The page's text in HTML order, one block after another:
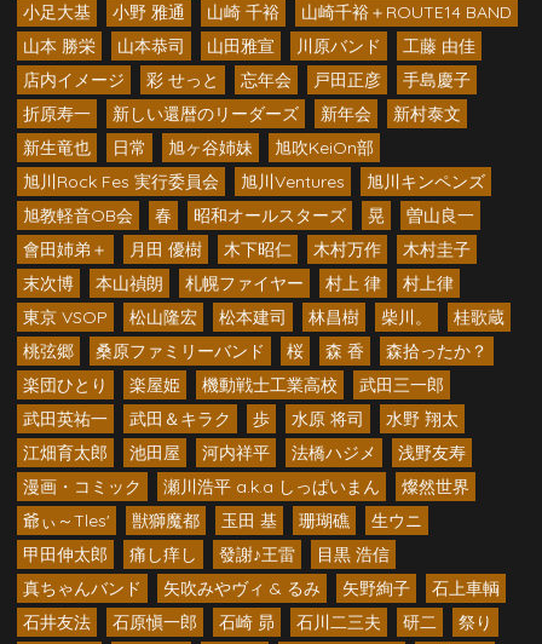
小足大基
小野 雅通 山崎 千裕
山崎千裕＋ROUTE14 BAND
山本 勝栄
山本恭司 山田雅宣 川原バンド
工藤 由佳
店内イメージ
彩 せっと 忘年会 戸田正彦
手島慶子
折原寿一
新しい還暦のリーダーズ 新年会
新村泰文
新生竜也
日常 旭ヶ谷姉妹
旭吹KeiOn部
旭川Rock Fes 実行委員会
旭川Ventures
旭川キンペンズ
旭教軽音OB会
春 昭和オールスターズ 晃
曽山良一
會田姉弟＋
月田 優樹 木下昭仁 木村万作
木村圭子
末次博
本山禎朗 札幌ファイヤー 村上 律
村上律
東京 VSOP
松山隆宏 松本建司 林昌樹 柴川。
桂歌蔵
桃弦郷
桑原ファミリーバンド 桜 森 香
森拾ったか？
楽団ひとり
楽屋姫 機動戦士工業高校
武田三一郎
武田英祐一
武田＆キラク 歩 水原 将司
水野 翔太
江畑育太郎
池田屋 河内祥平 法橋ハジメ
浅野友寿
漫画・コミック
瀬川浩平 a.k.a しっぱいまん
燦然世界
爺ぃ～Tles'
獣獅魔都 玉田 基 珊瑚礁
生ウニ
甲田伸太郎
痛し痒し 發謝♪王雷
目黒 浩信
真ちゃんバンド
矢吹みやヴィ & るみ 矢野絢子
石上車輌
石井友法
石原愼一郎 石崎 昴 石川二三夫 研二
祭り